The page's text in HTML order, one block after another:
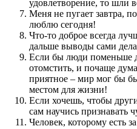
удовлетворение, то шли
Меня не пугает завтра,
люблю сегодня!
Что-то доброе всегда
дальше выводы сами
Если бы люди поменьше
отомстить, и почаще
приятное – мир мог бы
местом для жизни!
Если хочешь, чтобы
сам научись признавать
Человек, которому есть